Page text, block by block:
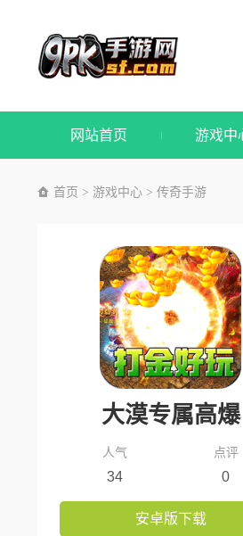
网站首页 游戏中
首页 > 游戏中心 > 传奇手游
大漠专属高爆
人气
34
点评
0
安卓版下载